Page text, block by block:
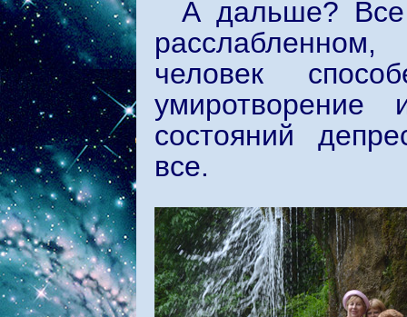
А дальше? Все
человек
состояний
все.